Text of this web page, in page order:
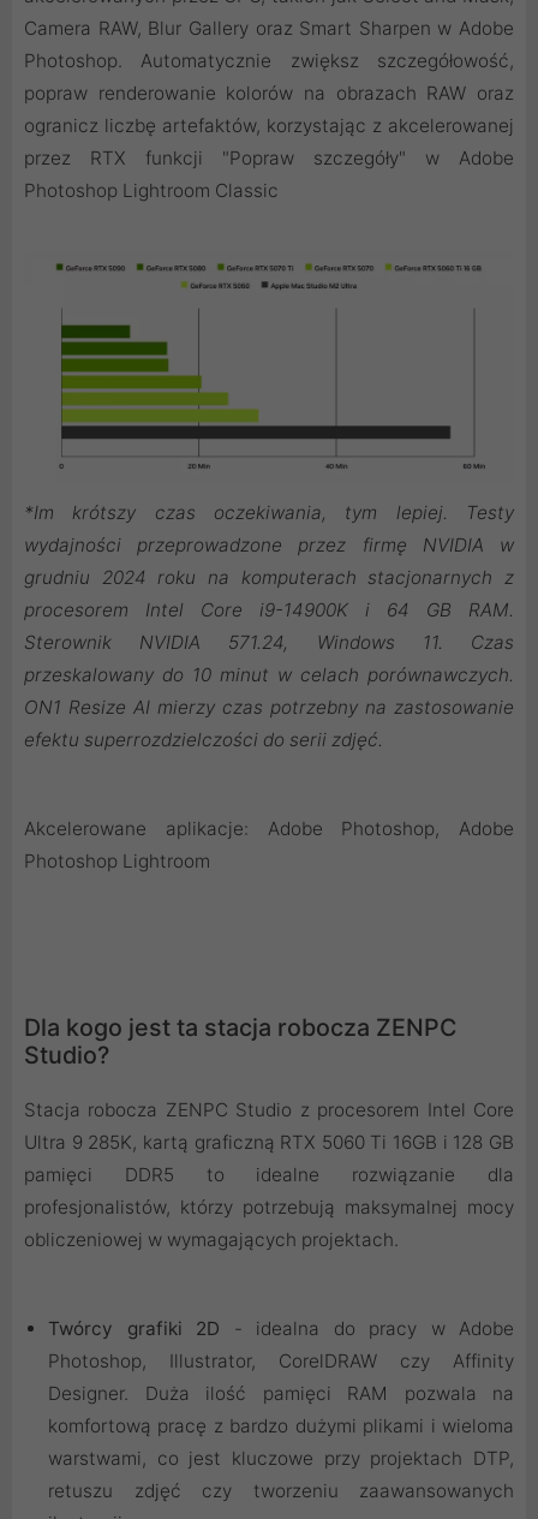
Camera RAW, Blur Gallery oraz Smart Sharpen w Adobe
Photoshop. Automatycznie zwiększ szczegółowość,
popraw renderowanie kolorów na obrazach RAW oraz
ogranicz liczbę artefaktów, korzystając z akcelerowanej
przez RTX funkcji "Popraw szczegóły" w Adobe
Photoshop Lightroom Classic
*Im krótszy czas oczekiwania, tym lepiej. Testy
wydajności przeprowadzone przez firmę NVIDIA w
grudniu 2024 roku na komputerach stacjonarnych z
procesorem Intel Core i9-14900K i 64 GB RAM.
Sterownik NVIDIA 571.24, Windows 11. Czas
przeskalowany do 10 minut w celach porównawczych.
ON1 Resize AI mierzy czas potrzebny na zastosowanie
efektu superrozdzielczości do serii zdjęć.
Akcelerowane aplikacje: Adobe Photoshop, Adobe
Photoshop Lightroom
Dla kogo jest ta stacja robocza ZENPC
Studio?
Stacja robocza ZENPC Studio z procesorem Intel Core
Ultra 9 285K, kartą graficzną RTX 5060 Ti 16GB i 128 GB
pamięci DDR5 to idealne rozwiązanie dla
profesjonalistów, którzy potrzebują maksymalnej mocy
obliczeniowej w wymagających projektach.
Twórcy grafiki 2D - idealna do pracy w Adobe
Photoshop, Illustrator, CorelDRAW czy Affinity
Designer. Duża ilość pamięci RAM pozwala na
komfortową pracę z bardzo dużymi plikami i wieloma
warstwami, co jest kluczowe przy projektach DTP,
retuszu zdjęć czy tworzeniu zaawansowanych